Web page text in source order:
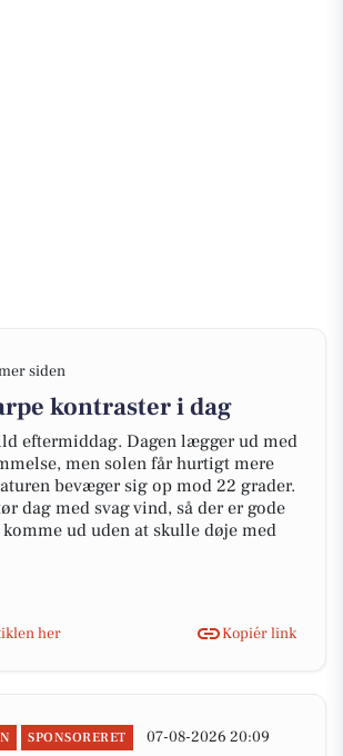
siden
kontraster i dag
eftermiddag. Dagen lægger ud med
men solen får hurtigt mere
bevæger sig op mod 22 grader.
dag med svag vind, så der er gode
ud uden at skulle døje med
her
Kopiér link
SPONSORERET 07-08-2026 20:09